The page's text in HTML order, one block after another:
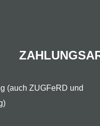
(auch ZUGFeRD und